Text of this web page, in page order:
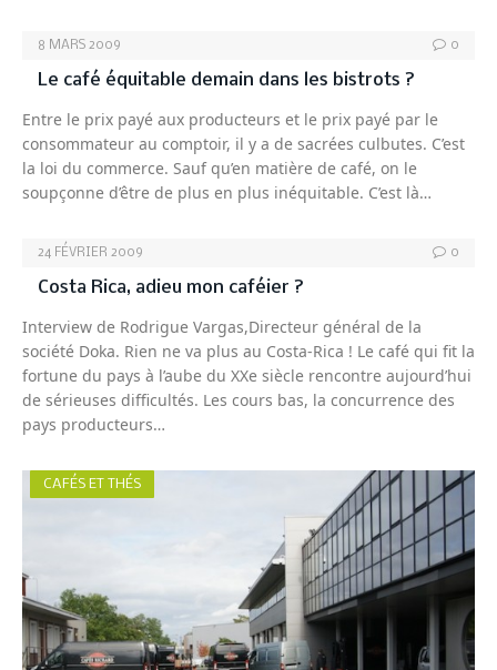
8 MARS 2009 0
Le café équitable demain dans les bistrots ?
Entre le prix payé aux producteurs et le prix payé par le
consommateur au comptoir, il y a de sacrées culbutes. C’est
la loi du commerce. Sauf qu’en matière de café, on le
soupçonne d’être de plus en plus inéquitable. C’est là…
24 FÉVRIER 2009 0
Costa Rica, adieu mon caféier ?
Interview de Rodrigue Vargas,Directeur général de la
société Doka. Rien ne va plus au Costa-Rica ! Le café qui fit la
fortune du pays à l’aube du XXe siècle rencontre aujourd’hui
de sérieuses difficultés. Les cours bas, la concurrence des
pays producteurs…
CAFÉS ET THÉS